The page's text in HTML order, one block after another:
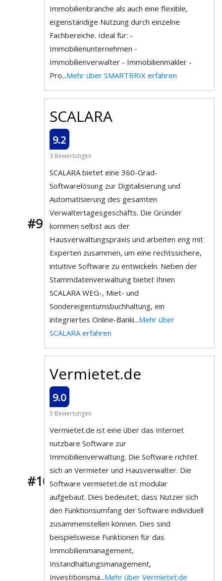
Immobilienbranche als auch eine flexible,
eigenständige Nutzung durch einzelne
Fachbereiche. Ideal für: -
Immobilienunternehmen -
Immobilienverwalter - Immobilienmakler -
Pro...Mehr über SMARTBRIX erfahren
#9
SCALARA
9.2
3 Bewertungen
SCALARA bietet eine 360-Grad-
Softwarelösung zur Digitalisierung und
Automatisierung des gesamten
Verwaltertagesgeschäfts. Die Gründer
kommen selbst aus der
Hausverwaltungspraxis und arbeiten eng mit
Experten zusammen, um eine rechtssichere,
intuitive Software zu entwickeln. Neben der
Stammdatenverwaltung bietet Ihnen
SCALARA WEG-, Miet- und
Sondereigentumsbuchhaltung, ein
integriertes Online-Banki...Mehr über
SCALARA erfahren
#10
Vermietet.de
9.0
5 Bewertungen
Vermietet.de ist eine über das Internet
nutzbare Software zur
Immobilienverwaltung. Die Software richtet
sich an Vermieter und Hausverwalter. Die
Software vermietet.de ist modular
aufgebaut. Dies bedeutet, dass Nutzer sich
den Funktionsumfang der Software individuell
zusammenstellen können. Dies sind
beispielsweise Funktionen für das
Immobilienmanagement,
Instandhaltungsmanagement,
Investitionsma...Mehr über Vermietet.de